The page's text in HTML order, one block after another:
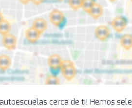
cerca de ti! Hemos